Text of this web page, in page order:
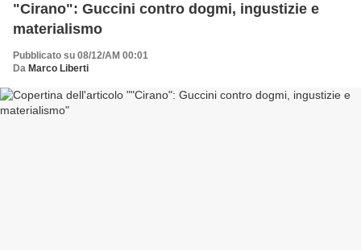
"Cirano": Guccini contro dogmi, ingustizie e
materialismo
Pubblicato su 08/12/AM 00:01
Da Marco Liberti